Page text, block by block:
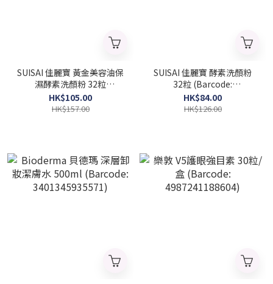
SUISAI 佳麗寶 黃金美容油保
濕酵素洗顏粉 32粒
(Barcode: 4973167079836)
HK$105.00
HK$157.00
SUISAI 佳麗寶 酵素洗顏粉
32粒 (Barcode:
4973167823859)
HK$84.00
HK$126.00